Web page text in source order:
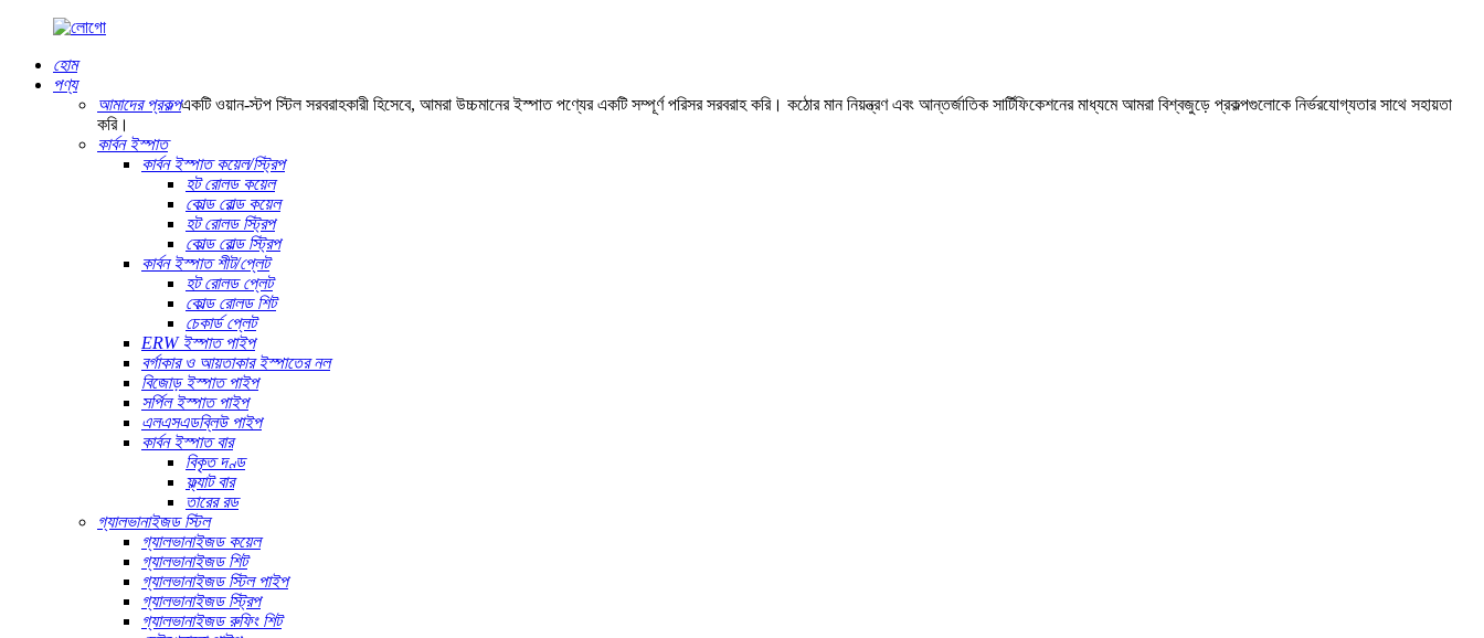
হোম
পণ্য
আমাদের প্রকল্পএকটি ওয়ান-স্টপ স্টিল সরবরাহকারী হিসেবে, আমরা উচ্চমানের ইস্পাত পণ্যের একটি সম্পূর্ণ পরিসর সরবরাহ করি। কঠোর মান নিয়ন্ত্রণ এবং আন্তর্জাতিক সার্টিফিকেশনের মাধ্যমে আমরা বিশ্বজুড়ে প্রকল্পগুলোকে নির্ভরযোগ্যতার সাথে সহায়তা
করি।
কার্বন ইস্পাত
কার্বন ইস্পাত কয়েল/স্ট্রিপ
হট রোলড কয়েল
কোল্ড রোল্ড কয়েল
হট রোলড স্ট্রিপ
কোল্ড রোল্ড স্ট্রিপ
কার্বন ইস্পাত শীট/প্লেট
হট রোলড প্লেট
কোল্ড রোলড শিট
চেকার্ড প্লেট
ERW ইস্পাত পাইপ
বর্গাকার ও আয়তাকার ইস্পাতের নল
বিজোড় ইস্পাত পাইপ
সর্পিল ইস্পাত পাইপ
এলএসএডব্লিউ পাইপ
কার্বন ইস্পাত বার
বিকৃত দণ্ড
ফ্ল্যাট বার
তারের রড
গ্যালভানাইজড স্টিল
গ্যালভানাইজড কয়েল
গ্যালভানাইজড শিট
গ্যালভানাইজড স্টিল পাইপ
গ্যালভানাইজড স্ট্রিপ
গ্যালভানাইজড রুফিং শিট